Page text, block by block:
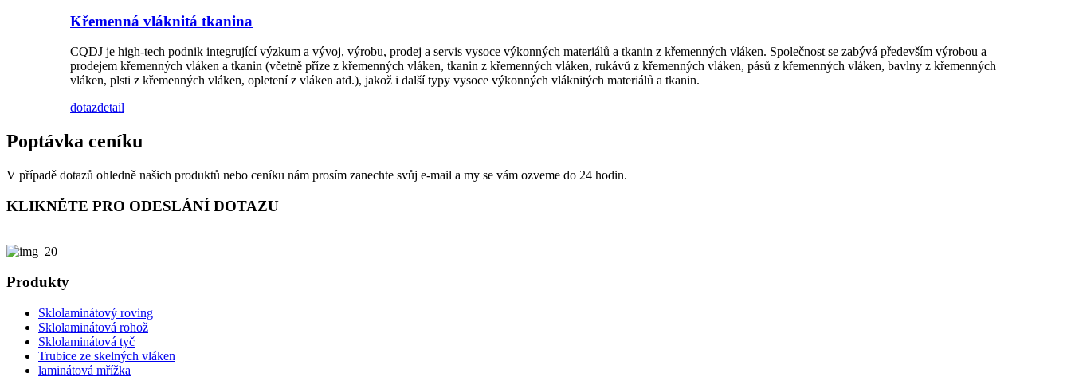
Křemenná vláknitá tkanina
CQDJ je high-tech podnik integrující výzkum a vývoj, výrobu, prodej a servis vysoce výkonných materiálů a tkanin z křemenných vláken. Společnost se zabývá především výrobou a
prodejem křemenných vláken a tkanin (včetně příze z křemenných vláken, tkanin z křemenných vláken, rukávů z křemenných vláken, pásů z křemenných vláken, bavlny z křemenných
vláken, plsti z křemenných vláken, opletení z vláken atd.), jakož i další typy vysoce výkonných vláknitých materiálů a tkanin.
dotazdetail
Poptávka ceníku
V případě dotazů ohledně našich produktů nebo ceníku nám prosím zanechte svůj e-mail a my se vám ozveme do 24 hodin.
KLIKNĚTE PRO ODESLÁNÍ DOTAZU
Produkty
Sklolaminátový roving
Sklolaminátová rohož
Sklolaminátová tyč
Trubice ze skelných vláken
laminátová mřížka